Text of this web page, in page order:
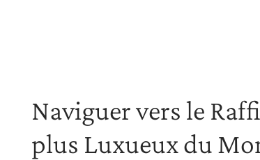
Naviguer vers le
plus Luxueux du